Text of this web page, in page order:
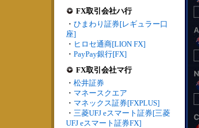
FX取引会社ハ行
・ ひまわり証券[レギュラー口
座]
・ ヒロセ通商[LION FX]
・ PayPay銀行[FX]
FX取引会社マ行
・ 松井証券
・ マネースクエア
・ マネックス証券[FXPLUS]
・ 三菱UFJ eスマート証券[三菱
UFJ eスマート証券FX]